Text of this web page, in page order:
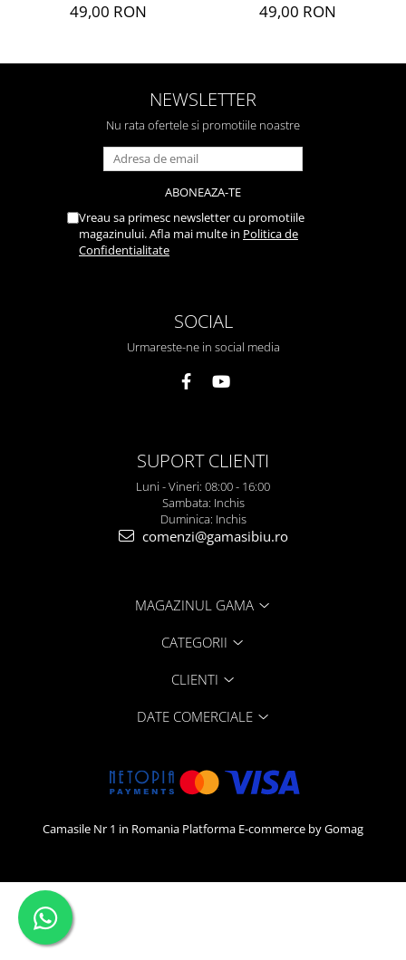
49,00 RON 49,00 RON
NEWSLETTER
Nu rata ofertele si promotiile noastre
Vreau sa primesc newsletter cu promotiile
magazinului. Afla mai multe in Politica de
Confidentialitate
SOCIAL
Urmareste-ne in social media
SUPORT CLIENTI
Luni - Vineri: 08:00 - 16:00
Sambata: Inchis
Duminica: Inchis
comenzi@gamasibiu.ro
MAGAZINUL GAMA
CATEGORII
CLIENTI
DATE COMERCIALE
Camasile Nr 1 in Romania Platforma E-commerce by Gomag